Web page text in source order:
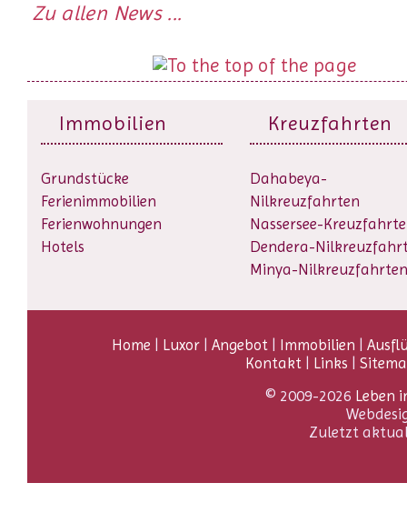
Zu allen News ...
Immobilien
Grundstücke
Ferienimmobilien
Ferienwohnungen
Hotels
Kreuzfahrten
Dahabeya-
Nilkreuzfahrten
Nassersee-
Dendera-
Minya-Nilkreuzfahrten
Home | Luxor| Angebot| Immobilien |
Kontakt| Links |
© 2009-2026 Leben
Zuletzt